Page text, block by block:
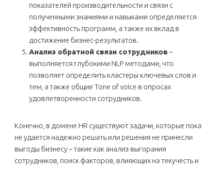
показателей производительности и связи с
полученными знаниями и навыками определяется
эффективность программ, а также их вклад в
достижение бизнес-результатов.
Анализ обратной связи сотрудников–
выполняется глубокими NLP методами, что
позволяет определить кластеры ключевых слов и
тем, а также общие Tone of voice в опросах
удовлетворенности сотрудников.
Конечно, в домене HR существуют задачи, которые пока
не удается надежно решать или решения не принесли
выгоды бизнесу – такие как анализ выгорания
сотрудников, поиск факторов, влияющих на текучесть и